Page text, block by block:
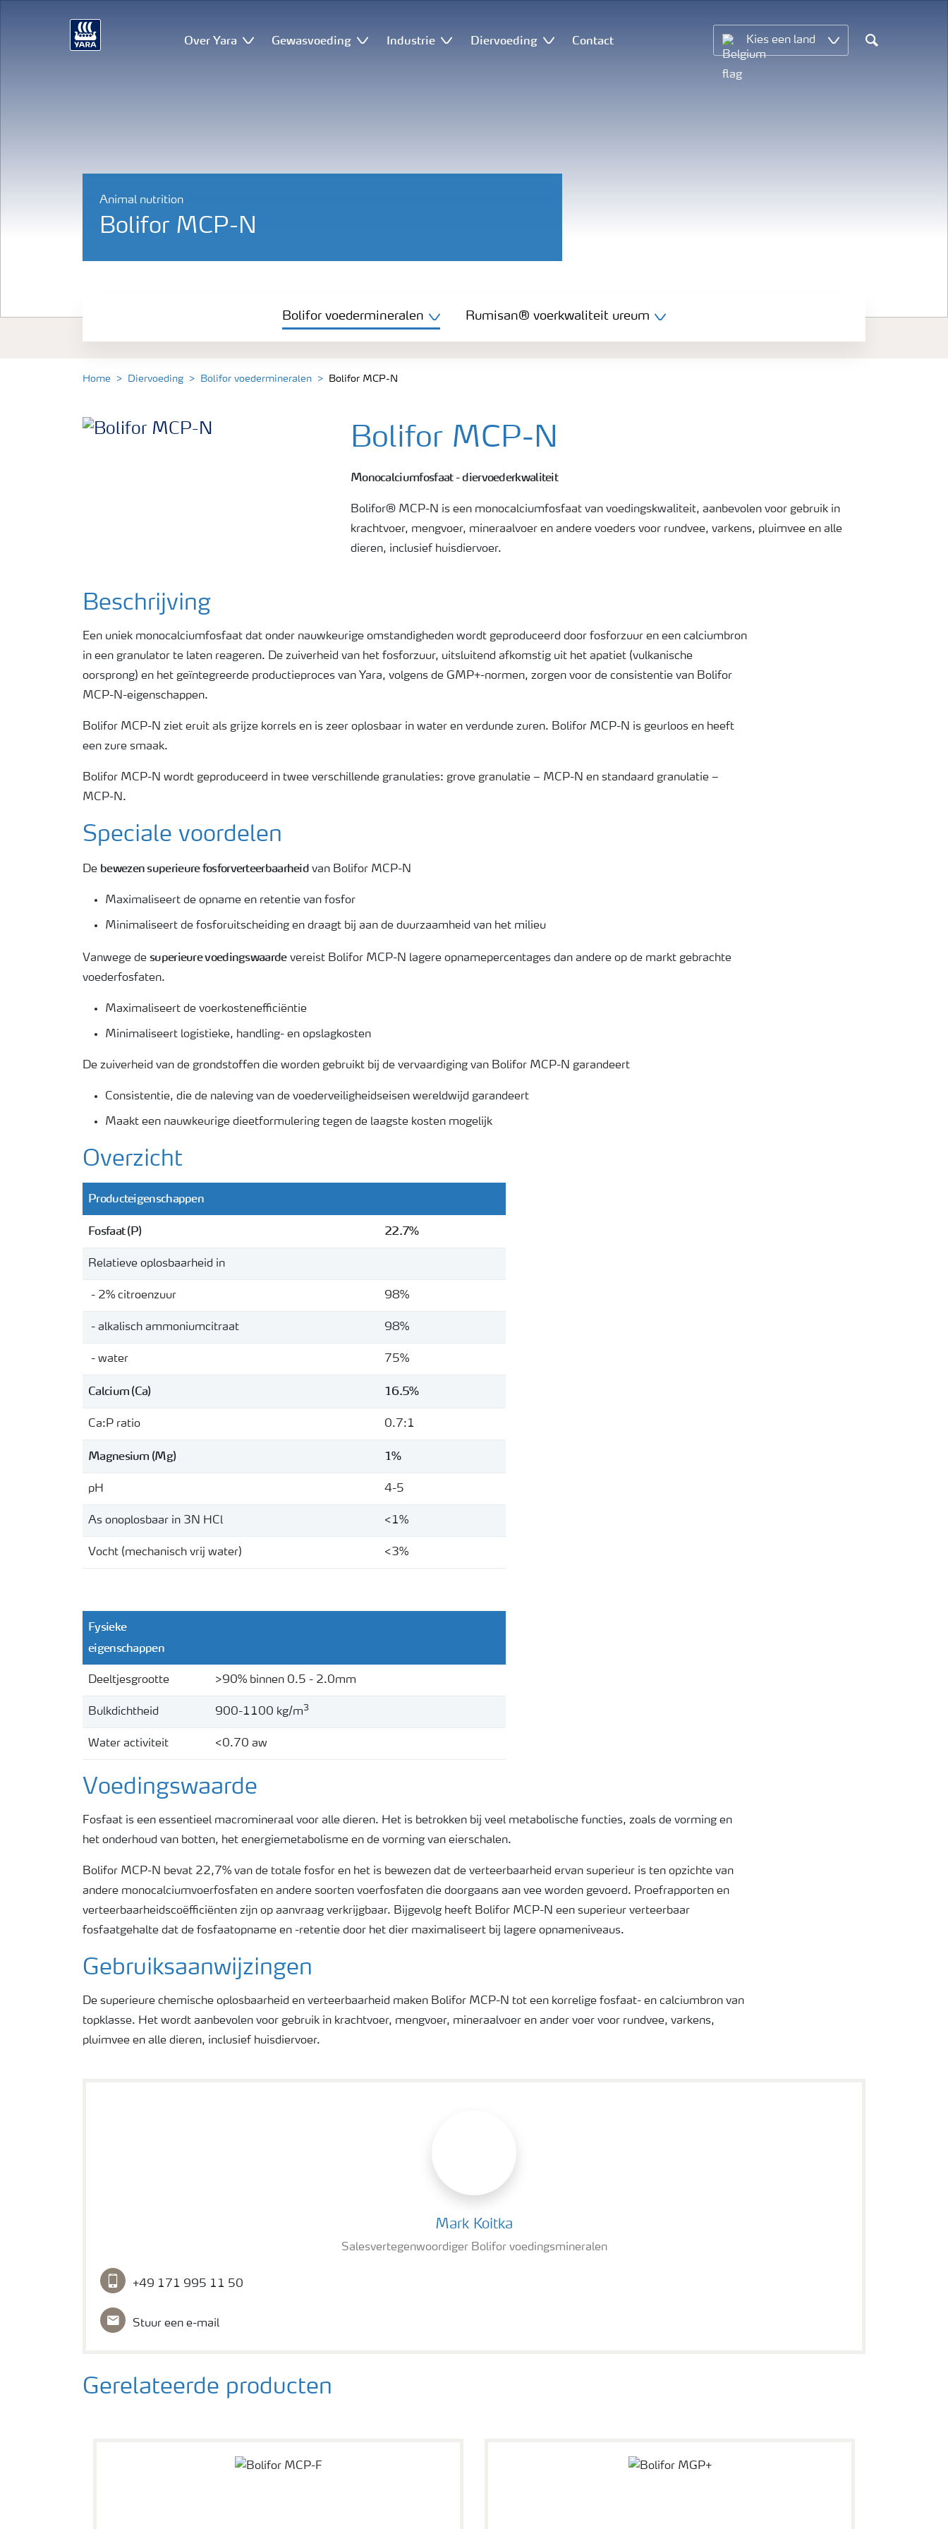
Over Yara Gewasvoeding Industrie Diervoeding Contact Kies een land
Search
Animal nutrition
Bolifor MCP-N
Bolifor voedermineralen Rumisan® voerkwaliteit ureum
Home Diervoeding Bolifor voedermineralen Bolifor MCP-N
Bolifor MCP-N
Monocalciumfosfaat - diervoederkwaliteit
Bolifor® MCP-N is een monocalciumfosfaat van voedingskwaliteit, aanbevolen voor gebruik in
krachtvoer, mengvoer, mineraalvoer en andere voeders voor rundvee, varkens, pluimvee en alle
dieren, inclusief huisdiervoer.
Beschrijving
Een uniek monocalciumfosfaat dat onder nauwkeurige omstandigheden wordt geproduceerd door fosforzuur en een calciumbron
in een granulator te laten reageren. De zuiverheid van het fosforzuur, uitsluitend afkomstig uit het apatiet (vulkanische
oorsprong) en het geïntegreerde productieproces van Yara, volgens de GMP+-normen, zorgen voor de consistentie van Bolifor
MCP-N-eigenschappen.
Bolifor MCP-N ziet eruit als grijze korrels en is zeer oplosbaar in water en verdunde zuren. Bolifor MCP-N is geurloos en heeft
een zure smaak.
Bolifor MCP-N wordt geproduceerd in twee verschillende granulaties: grove granulatie – MCP-N en standaard granulatie –
MCP-N.
Speciale voordelen
De bewezen superieure fosforverteerbaarheid van Bolifor MCP-N
Maximaliseert de opname en retentie van fosfor
Minimaliseert de fosforuitscheiding en draagt bij aan de duurzaamheid van het milieu
Vanwege de superieure voedingswaardevereist Bolifor MCP-N lagere opnamepercentages dan andere op de markt gebrachte
voederfosfaten.
Maximaliseert de voerkostenefficiëntie
Minimaliseert logistieke, handling- en opslagkosten
De zuiverheid van de grondstoffen die worden gebruikt bij de vervaardiging van Bolifor MCP-N garandeert
Consistentie, die de naleving van de voederveiligheidseisen wereldwijd garandeert
Maakt een nauwkeurige dieetformulering tegen de laagste kosten mogelijk
Overzicht
Producteigenschappen
Fosfaat (P) 22.7%
Relatieve oplosbaarheid in
- 2% citroenzuur 98%
- alkalisch ammoniumcitraat 98%
- water 75%
Calcium (Ca) 16.5%
Ca:P ratio 0.7:1
Magnesium (Mg) 1%
pH 4-5
As onoplosbaar in 3N HCl <1%
Vocht (mechanisch vrij water) <3%
Fysieke
eigenschappen
Deeltjesgrootte >90% binnen 0.5 - 2.0mm
Bulkdichtheid 900-1100 kg/m3
Water activiteit <0.70 aw
Voedingswaarde
Fosfaat is een essentieel macromineraal voor alle dieren. Het is betrokken bij veel metabolische functies, zoals de vorming en
het onderhoud van botten, het energiemetabolisme en de vorming van eierschalen.
Bolifor MCP-N bevat 22,7% van de totale fosfor en het is bewezen dat de verteerbaarheid ervan superieur is ten opzichte van
andere monocalciumvoerfosfaten en andere soorten voerfosfaten die doorgaans aan vee worden gevoerd. Proefrapporten en
verteerbaarheidscoëfficiënten zijn op aanvraag verkrijgbaar. Bijgevolg heeft Bolifor MCP-N een superieur verteerbaar
fosfaatgehalte dat de fosfaatopname en -retentie door het dier maximaliseert bij lagere opnameniveaus.
Gebruiksaanwijzingen
De superieure chemische oplosbaarheid en verteerbaarheid maken Bolifor MCP-N tot een korrelige fosfaat- en calciumbron van
topklasse. Het wordt aanbevolen voor gebruik in krachtvoer, mengvoer, mineraalvoer en ander voer voor rundvee, varkens,
pluimvee en alle dieren, inclusief huisdiervoer.
Mark Koitka
Salesvertegenwoordiger Bolifor voedingsmineralen
+49 171 995 11 50
Stuur een e-mail
Gerelateerde producten